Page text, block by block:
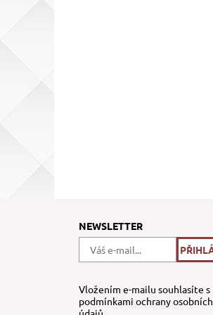
NEWSLETTER
Vložením e-mailu souhlasíte s
podmínkami ochrany osobních